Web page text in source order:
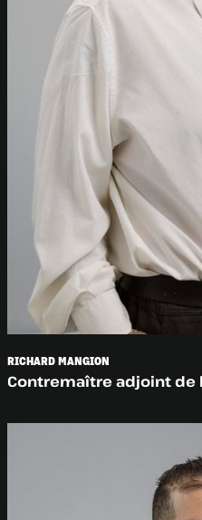
RICHARD MANGION
Contremaître adjoint